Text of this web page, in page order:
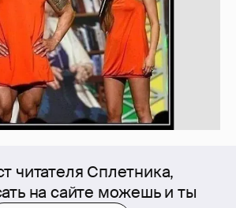
читателя Сплетника,
на сайте можешь и ты